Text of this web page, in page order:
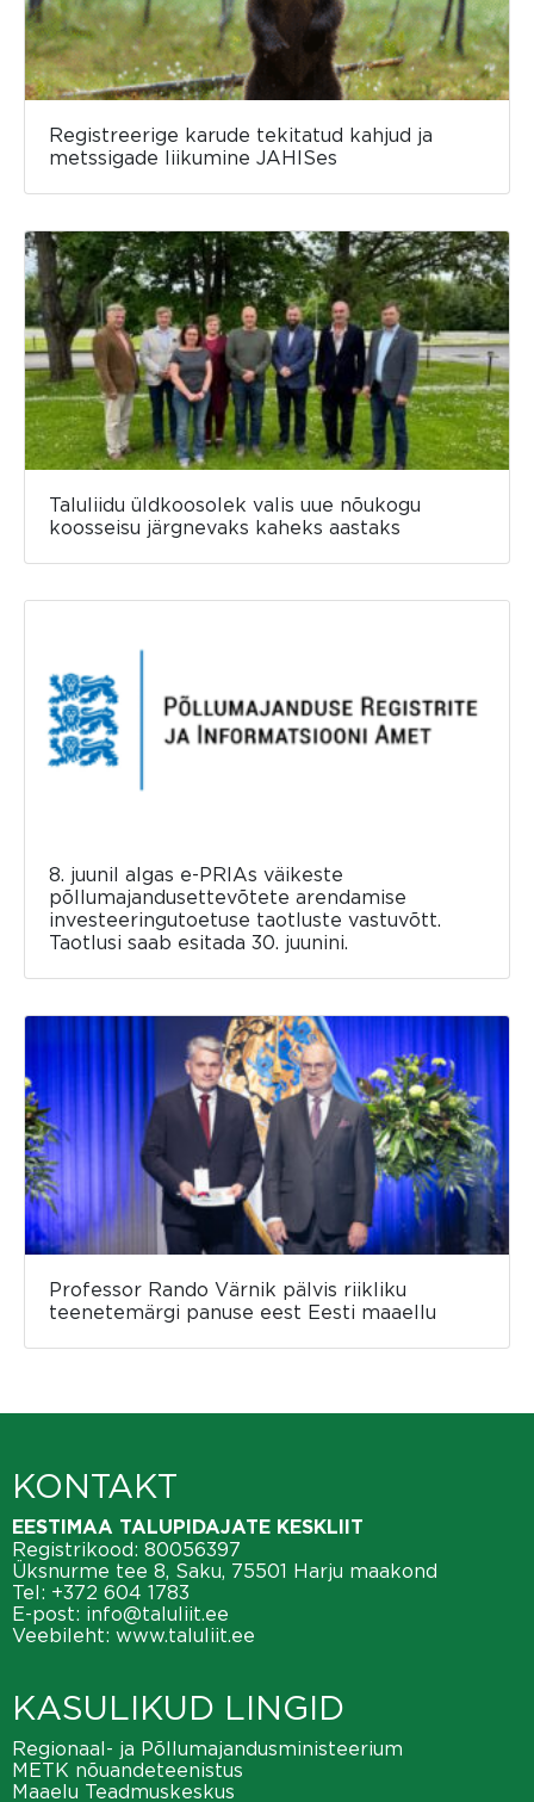
Registreerige karude tekitatud kahjud ja
metssigade liikumine JAHISes
Taluliidu üldkoosolek valis uue nõukogu
koosseisu järgnevaks kaheks aastaks
8. juunil algas e-PRIAs väikeste
põllumajandusettevõtete arendamise
investeeringutoetuse taotluste vastuvõtt.
Taotlusi saab esitada 30. juunini.
Professor Rando Värnik pälvis riikliku
teenetemärgi panuse eest Eesti maaellu
KONTAKT
EESTIMAA TALUPIDAJATE KESKLIIT
Registrikood: 80056397
Üksnurme tee 8, Saku, 75501 Harju maakond
Tel: +372 604 1783
E-post: info@taluliit.ee
Veebileht: www.taluliit.ee
KASULIKUD LINGID
Regionaal- ja Põllumajandusministeerium
METK nõuandeteenistus
Maaelu Teadmuskeskus